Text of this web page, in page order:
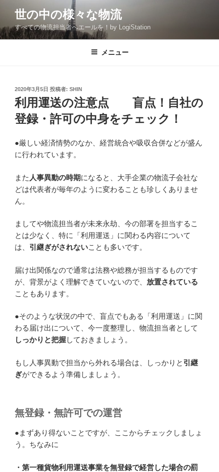
テ
ン
世の中の様々な物流
すべての物流担当者へエールを！by LogiStation
メニュー
投
稿
日:
2020年3月5日 投稿者: SHIN
利用運送の注意点 盲点！自社の
登録・許可の中身をチェック！
●厳しい経済情勢のなか、経営統合や吸収合併などが盛ん
に行われています。
また 人事異動の時期になると、大手企業の物流子会社な
どは代表者が毎年のように変わることも珍しくありませ
ん。
ましてや物流担当者が未来永劫、今の部署を担当するこ
とは少なく、特に「利用運送」に関わる内容について
は、 引継ぎがされないことも多いです。
届け出関係なので通常は法務や総務が担当するものです
が、背景がよく理解できていないので、 放置されている
こともあります。
●そのような状況の中で、盲点でもある「利用運送」に関
わる届け出について、今一度整理し、物流担当者として
しっかりと把握しておきましょう。
もし人事異動で担当から外れる場合は、しっかりと 引継
ぎができるよう準備しましょう。
無登録・無許可での運営
●まずあり得ないことですが、ここからチェックしましょ
う。ちなみに
・第一種貨物利用運送事業を無登録で経営した場合の罰